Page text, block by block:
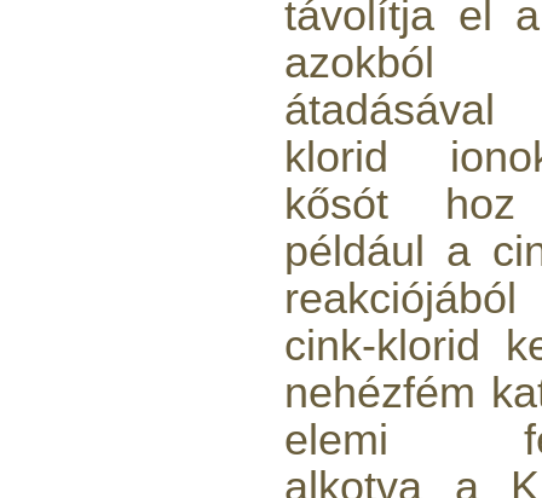
távolítja el
azokból
átadásával
klorid
kősót
például a
cink-klorid
nehézfém
elemi
alkotva a